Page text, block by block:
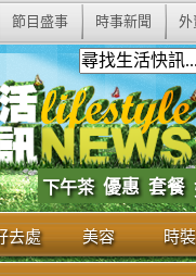
節目盛事 時事新聞 外
下午茶 優惠 套餐
去處 美容 時裝